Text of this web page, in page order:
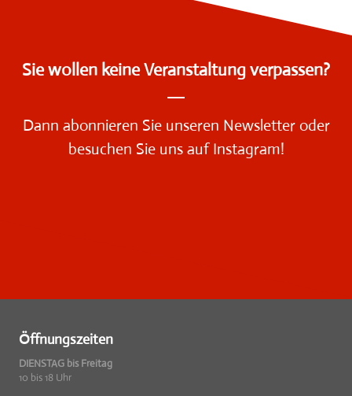
Sie wollen keine Veranstaltung verpassen?
Dann abonnieren Sie unseren Newsletteroder
besuchen Sie uns auf Instagram!
Öffnungszeiten
DIENSTAG bis Freitag
10 bis 18 Uhr